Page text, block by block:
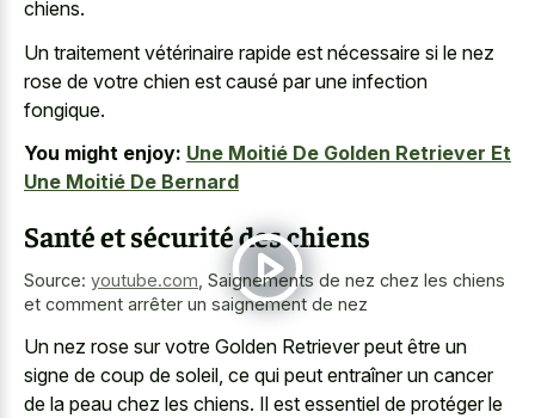
chiens.
Un traitement vétérinaire rapide est nécessaire si le nez
rose de votre chien est causé par une infection
fongique.
You might enjoy: Une Moitié De Golden Retriever Et
Une Moitié De Bernard
Santé et sécurité des chiens
Source: youtube.com Saignements de nez chez les chiens
et comment arrêter un saignement de nez
Un nez rose sur votre Golden Retriever peut être un
signe de coup de soleil, ce qui peut entraîner un cancer
de la peau chez les chiens. Il est essentiel de protéger le